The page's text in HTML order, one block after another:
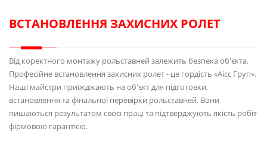
ВСТАНОВЛЕННЯ ЗАХИСНИХ РОЛЕТ
Від коректного монтажу рольставней залежить безпека об'єкта.
Професійне встановлення захисних ролет - це гордість «Аісс Груп».
Наші майстри приїжджають на об'єкт для підготовки,
встановлення та фінальної перевірки рольставней. Вони
пишаються результатом своєї праці та підтверджують якість робіт
фірмовою гарантією.